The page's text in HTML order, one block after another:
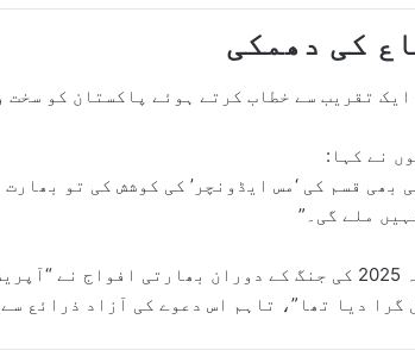
کی دھمکی
ایک تقریب سے خطاب کرتے ہوئے پاکستان کو سخت
نے کہا:
بھی قسم کی ‘مس ایڈونچر’ کی کوشش کی تو
ملے گی۔”
انہوں نے یہ بھی دعویٰ کیا کہ 2025 کی جنگ کے دوران بھارتی